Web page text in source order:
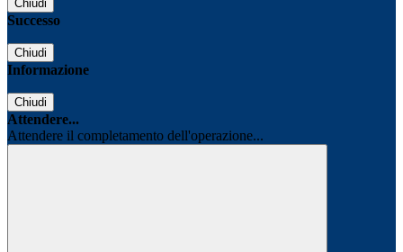
Chiudi
Successo
Chiudi
Informazione
Chiudi
Attendere...
Attendere il completamento dell'operazione...